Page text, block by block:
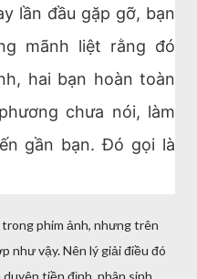
lần đầu gặp gỡ, bạn
mãnh liệt rằng đó
hai bạn hoàn toàn
chưa nói, làm
gần bạn. Đó gọi là
phim ảnh, nhưng trên
như vậy. Nên lý giải điều đó